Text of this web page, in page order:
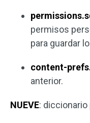
permisos
para guardar
content-
anterior.
NUEVE: diccionario